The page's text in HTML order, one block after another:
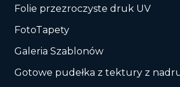
Folie przezroczyste druk UV
FotoTapety
Galeria Szablonów
Gotowe pudełka z tektury z